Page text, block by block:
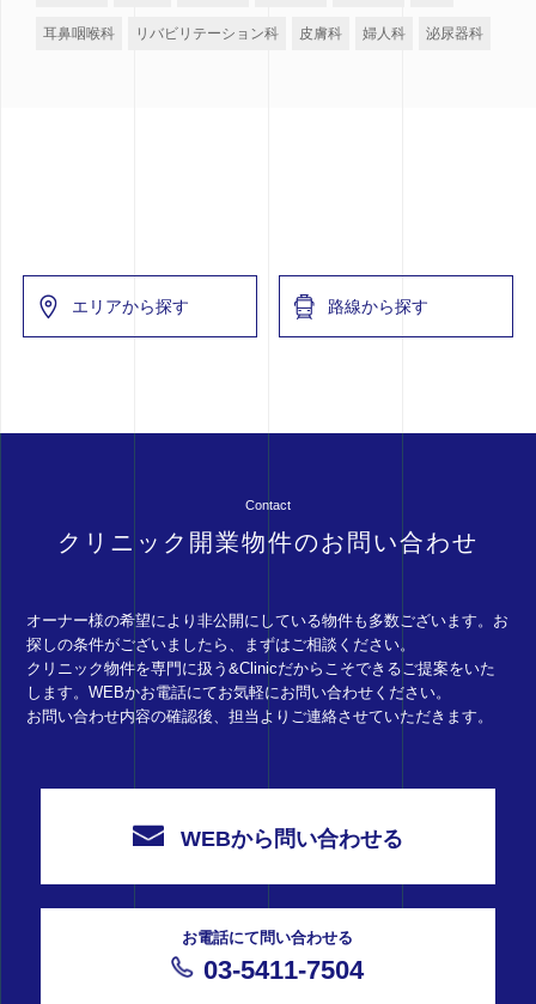
耳鼻咽喉科 リバビリテーション科 皮膚科 婦人科 泌尿器科
エリアから探す 路線から探す
Contact
クリニック開業物件のお問い合わせ
オーナー様の希望により非公開にしている物件も多数ございます。お
探しの条件がございましたら、まずはご相談ください。
クリニック物件を専門に扱う&Clinicだからこそできるご提案をいた
します。WEBかお電話にてお気軽にお問い合わせください。
お問い合わせ内容の確認後、担当よりご連絡させていただきます。
WEBから問い合わせる
お電話にて問い合わせる
03-5411-7504